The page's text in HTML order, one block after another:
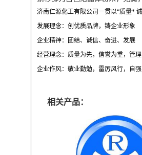
济南仁源化工有限公司一贯以“质量*
发展理念：创优质品牌，铸企业形象
企业精神：团结、诚信、奋进、发展
经营理念：质量为先，信誉为重，管
企业作风：敬业勤勉，雷厉风行，自
相关产品：